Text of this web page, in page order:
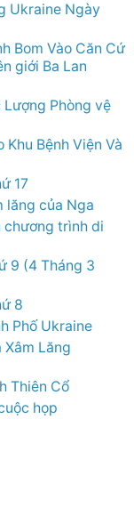
Ukraine Ngày
Bom Vào Căn Cứ
giới Ba Lan
Phòng vệ
Khu Bệnh Viện Và
17
lăng của Nga
chương trình di
9 (4 Tháng 3
8
Phố Ukraine
Xâm Lăng
Thiên Cổ
họp